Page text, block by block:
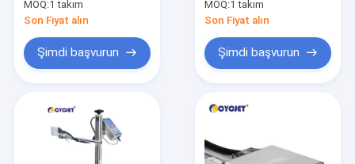
MOQ:1 takım
Son Fiyat alın
Şimdi başvurun
MOQ:1 takım
Son Fiyat alın
Şimdi başvurun